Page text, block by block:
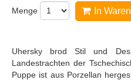
Menge In
Uhersky brod Stil und
Landestrachten der
Puppe ist aus Porzellan